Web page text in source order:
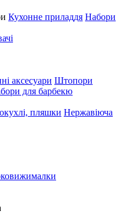
Кухонне приладдя Набори
аксесуари Штопори
для барбекю
пляшки Нержавіюча